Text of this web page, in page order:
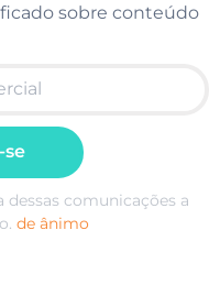
sobre conteúdo
se
dessas comunicações a
de ânimo